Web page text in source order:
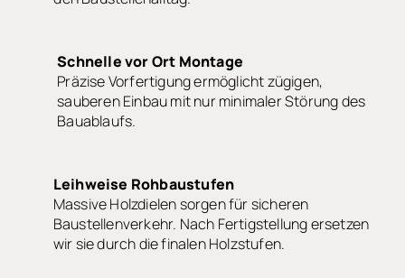
Schnelle vor Ort Montage
Präzise Vorfertigung ermöglicht zügigen,
sauberen Einbau mit nur minimaler Störung
des Bauablaufs.
Leihweise Rohbaustufen
Massive Holzdielen sorgen für sicheren
Baustellenverkehr. Nach Fertigstellung
ersetzen wir sie durch die finalen Holzstufen.